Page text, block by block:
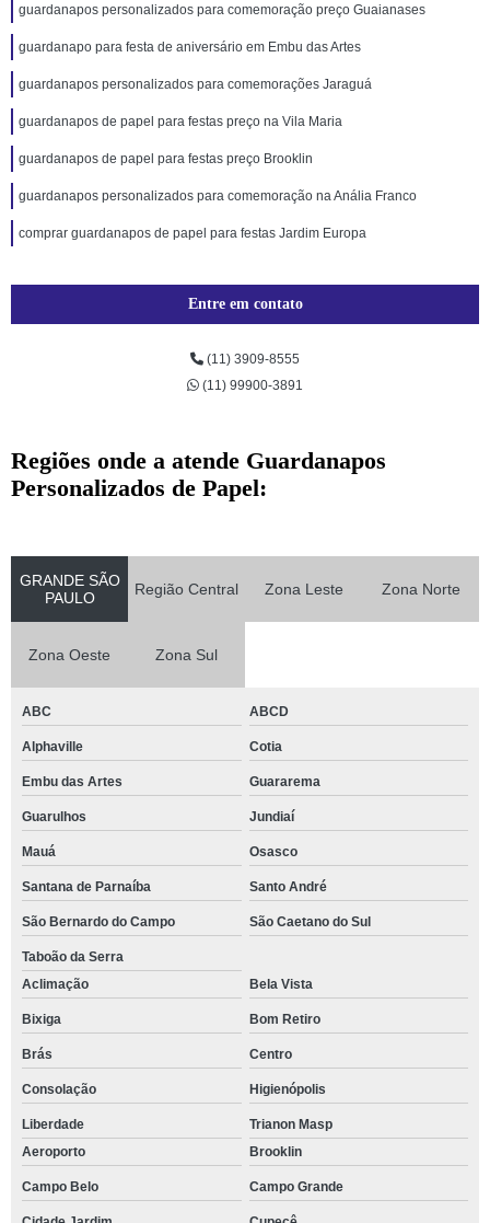
guardanapos personalizados para comemoração preço Guaianases
guardanapo para festa de aniversário em Embu das Artes
guardanapos personalizados para comemorações Jaraguá
guardanapos de papel para festas preço na Vila Maria
guardanapos de papel para festas preço Brooklin
guardanapos personalizados para comemoração na Anália Franco
comprar guardanapos de papel para festas Jardim Europa
Entre em contato
(11) 3909-8555
(11) 99900-3891
Regiões onde a atende Guardanapos
Personalizados de Papel:
GRANDE SÃO
PAULO
Região Central Zona Leste Zona Norte
Zona Oeste Zona Sul
ABC ABCD
Alphaville Cotia
Embu das Artes Guararema
Guarulhos Jundiaí
Mauá Osasco
Santana de Parnaíba Santo André
São Bernardo do Campo São Caetano do Sul
Taboão da Serra
Aclimação
Bela Vista
Bixiga Bom Retiro
Brás Centro
Consolação Higienópolis
Liberdade
Trianon Masp
Aeroporto
Brooklin
Campo Belo Campo Grande